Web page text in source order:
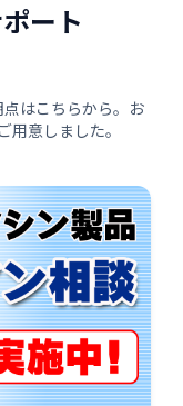
ート
はこちらから。お
意しました。